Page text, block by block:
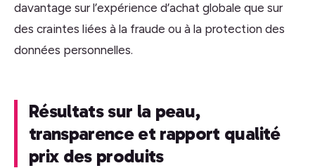
davantage sur l’expérience d’achat globale que sur
des craintes liées à la fraude ou à la protection des
données personnelles.
Résultats sur la peau,
transparence et rapport qualité
prix des produits